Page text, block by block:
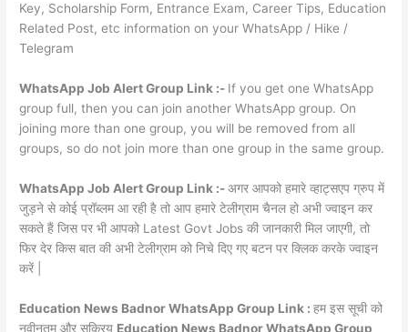
Key, Scholarship Form, Entrance Exam, Career Tips, Education
Related Post, etc information on your WhatsApp / Hike /
Telegram
WhatsApp Job Alert Group Link :- If you get one WhatsApp
group full, then you can join another WhatsApp group. On
joining more than one group, you will be removed from all
groups, so do not join more than one group in the same group.
WhatsApp Job Alert Group Link :-अगर आपको हमारे व्हाट्सएप ग्रुप में
जुड़ने से कोई प्रॉब्लम आ रही है तो आप हमारे टेलीग्राम चैनल हो अभी ज्वाइन कर
सकते हैं जिस पर भी आपको Latest Govt Jobs की जानकारी मिल जाएगी, तो
फिर देर किस बात की अभी टेलीग्राम को निचे दिए गए बटन पर क्लिक करके ज्वाइन
करें |
Education News Badnor WhatsApp Group Link :हम इस सूची को
नवीनतम और सक्रिय Education News Badnor WhatsApp Group